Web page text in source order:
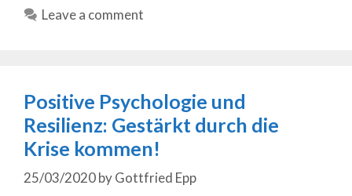
Leave a comment
Positive Psychologie und
Resilienz: Gestärkt durch die
Krise kommen!
25/03/2020byGottfried Epp